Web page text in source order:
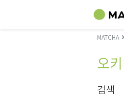
MATCHA
오
검색